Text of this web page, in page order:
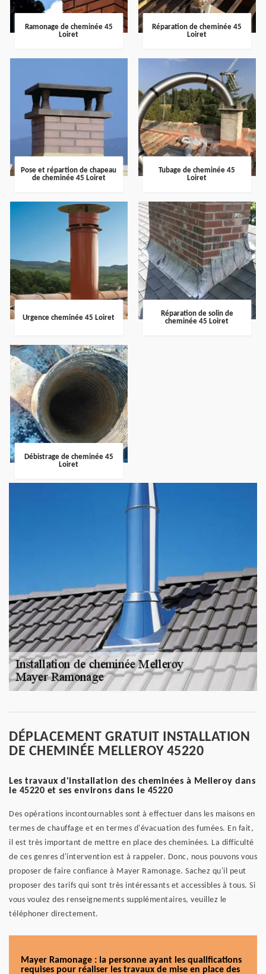
Ramonage de cheminée 45
Loiret
Réparation de cheminée 45
Loiret
Pose et répartion de chapeau
de cheminée 45 Loiret
Tubage de cheminée 45
Loiret
Urgence cheminée 45 Loiret
Réparation de solin de
cheminée 45 Loiret
Débistrage de cheminée 45
Loiret
DÉPLACEMENT GRATUIT INSTALLATION
DE CHEMINÉE MELLEROY 45220
Les travaux d'installation des cheminées à Melleroy dans
le 45220 et ses environs dans le 45220
Des opérations incontournables sont à effectuer dans les maisons en
termes de chauffage et en termes d'évacuation des fumées. En fait,
il est très important de mettre en place des cheminées. La difficulté
de ces genres d'intervention est à rappeler. Donc, nous pouvons vous
proposer de faire confiance à Mayer Ramonage. Sachez qu'il peut
proposer des tarifs qui sont très intéressants et accessibles à tous. Si
vous voulez des renseignements supplémentaires, veuillez le
téléphoner directement.
Mayer Ramonage : la personne ayant les qualifications
requises pour réaliser les travaux de mise en place des